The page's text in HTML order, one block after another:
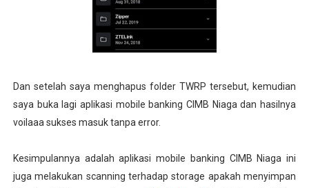
Dan setelah saya menghapus folder TWRP tersebut, kemudian
saya buka lagi aplikasi mobile banking CIMB Niaga dan hasilnya
voilaaa sukses masuk tanpa error.
Kesimpulannya adalah aplikasi mobile banking CIMB Niaga ini
juga melakukan scanning terhadap storage apakah menyimpan